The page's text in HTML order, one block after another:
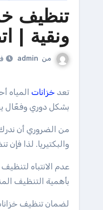
تنظيف
ونقية | اتصل
من admin
تعد خزانات المياه
بشكل دوري وفعّال
من الضروري أن
والبكتيريا. لذا
عدم الانتباه
بأهمية التنظيف
لضمان تنظيف